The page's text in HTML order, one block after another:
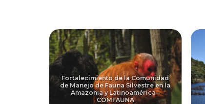
Fortalecimiento de la Comunidad
de Manejo de Fauna Silvestre en la
Amazonia y Latinoamérica –
COMFAUNA